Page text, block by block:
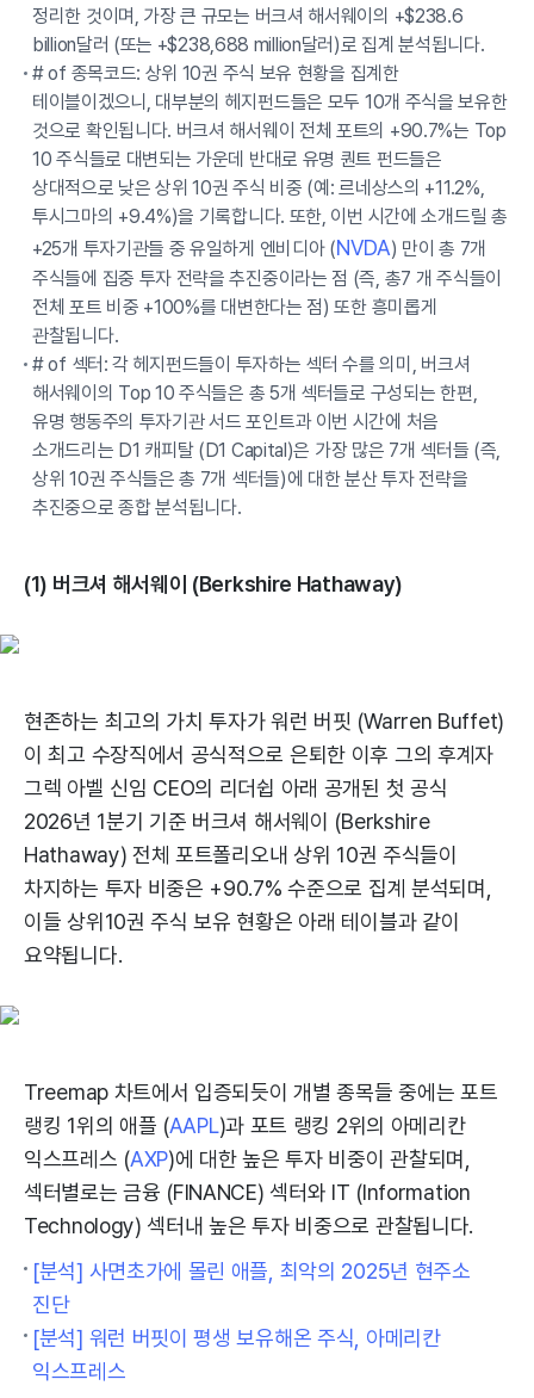
정리한 것이며, 가장 큰 규모는 버크셔 해서웨이의 +$238.6
billion달러 (또는 +$238,688 million달러)로 집계 분석됩니다.
# of 종목코드: 상위 10권 주식 보유 현황을 집계한
테이블이겠으니, 대부분의 헤지펀드들은 모두 10개 주식을 보유한
것으로 확인됩니다. 버크셔 해서웨이 전체 포트의 +90.7%는 Top
10 주식들로 대변되는 가운데 반대로 유명 퀀트 펀드들은
상대적으로 낮은 상위 10권 주식 비중 (예: 르네상스의 +11.2%,
투시그마의 +9.4%)을 기록합니다. 또한, 이번 시간에 소개드릴 총
+25개 투자기관들 중 유일하게 엔비디아 (NVDA) 만이 총 7개
주식들에 집중 투자 전략을 추진중이라는 점 (즉, 총7 개 주식들이
전체 포트 비중 +100%를 대변한다는 점) 또한 흥미롭게
관찰됩니다.
# of 섹터: 각 헤지펀드들이 투자하는 섹터 수를 의미, 버크셔
해서웨이의 Top 10 주식들은 총 5개 섹터들로 구성되는 한편,
유명 행동주의 투자기관 서드 포인트과 이번 시간에 처음
소개드리는 D1 캐피탈 (D1 Capital)은 가장 많은 7개 섹터들 (즉,
상위 10권 주식들은 총 7개 섹터들)에 대한 분산 투자 전략을
추진중으로 종합 분석됩니다.
(1) 버크셔 해서웨이 (Berkshire Hathaway)
현존하는 최고의 가치 투자가 워런 버핏 (Warren Buffet)
이 최고 수장직에서 공식적으로 은퇴한 이후 그의 후계자
그렉 아벨 신임 CEO의 리더쉽 아래 공개된 첫 공식
2026년 1분기 기준 버크셔 해서웨이 (Berkshire
Hathaway) 전체 포트폴리오내 상위 10권 주식들이
차지하는 투자 비중은 +90.7% 수준으로 집계 분석되며,
이들 상위10권 주식 보유 현황은 아래 테이블과 같이
요약됩니다.
Treemap 차트에서 입증되듯이 개별 종목들 중에는 포트
랭킹 1위의 애플 (AAPL)과 포트 랭킹 2위의 아메리칸
익스프레스 (AXP)에 대한 높은 투자 비중이 관찰되며,
섹터별로는 금융 (FINANCE) 섹터와 IT (Information
Technology) 섹터내 높은 투자 비중으로 관찰됩니다.
[분석] 사면초가에 몰린 애플, 최악의 2025년 현주소
진단
[분석] 워런 버핏이 평생 보유해온 주식, 아메리칸
익스프레스